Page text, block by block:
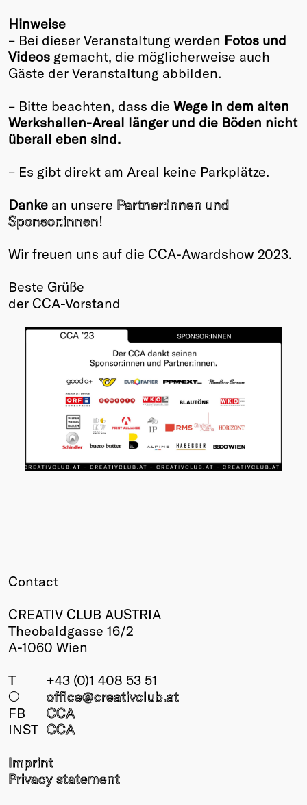
Hinweise
– Bei dieser Veranstaltung werden Fotos und
Videos gemacht, die möglicherweise auch
Gäste der Veranstaltung abbilden.
– Bitte beachten, dass die Wege in dem alten
Werkshallen-Areal länger und die Böden nicht
überall eben sind.
– Es gibt direkt am Areal keine Parkplätze.
Danke an unsere Partner:innen und
Sponsor:innen!
Wir freuen uns auf die CCA-Awardshow 2023.
Beste Grüße
der CCA-Vorstand
Contact
CREATIV CLUB AUSTRIA
Theobaldgasse 16/2
A-1060 Wien
T
+43 (0)1 408 53 51
○
office@creativclub.at
FB
CCA
INST CCA
Imprint
Privacy statement